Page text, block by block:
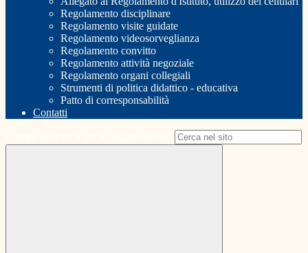
Regolamento disciplinare
Regolamento visite guidate
Regolamento videosorveglianza
Regolamento convitto
Regolamento attività negoziale
Regolamento organi collegiali
Strumenti di politica didattico - educativa
Patto di corresponsabilità
Contatti